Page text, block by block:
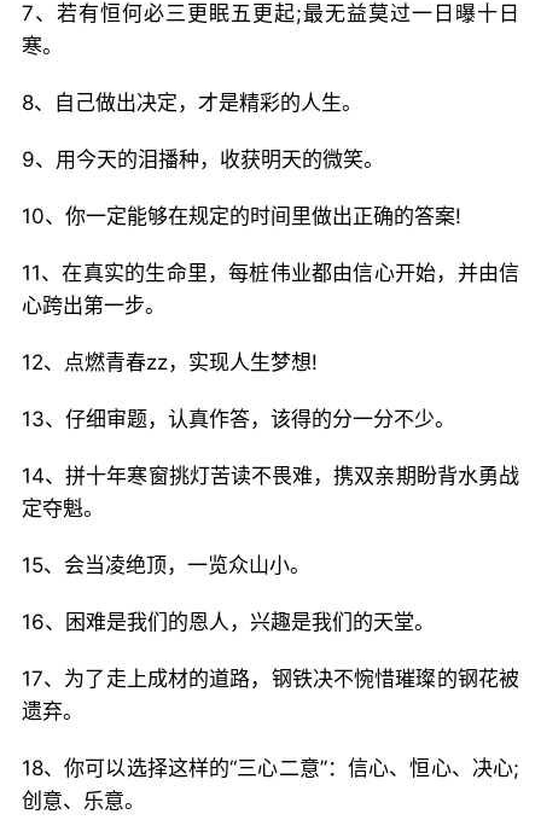
7、若有恒何必三更眠五更起;最无益莫过一日曝十日
寒。
8、自己做出决定，才是精彩的人生。
9、用今天的泪播种，收获明天的微笑。
10、你一定能够在规定的时间里做出正确的答案!
11、在真实的生命里，每桩伟业都由信心开始，并由信
心跨出第一步。
12、点燃青春zz，实现人生梦想!
13、仔细审题，认真作答，该得的分一分不少。
14、拼十年寒窗挑灯苦读不畏难，携双亲期盼背水勇战
定夺魁。
15、会当凌绝顶，一览众山小。
16、困难是我们的恩人，兴趣是我们的天堂。
17、为了走上成材的道路，钢铁决不惋惜璀璨的钢花被
遗弃。
18、你可以选择这样的“三心二意”：信心、恒心、决心;
创意、乐意。